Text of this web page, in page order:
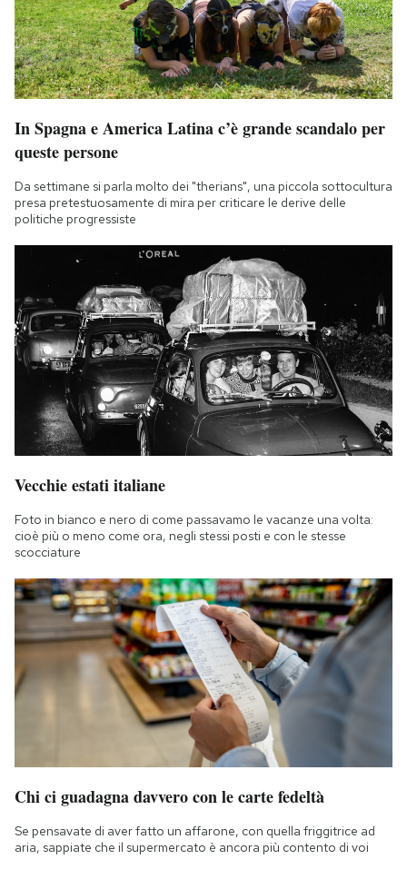
In Spagna e America Latina c’è grande scandalo per
queste persone
Da settimane si parla molto dei "therians", una piccola sottocultura
presa pretestuosamente di mira per criticare le derive delle
politiche progressiste
Vecchie estati italiane
Foto in bianco e nero di come passavamo le vacanze una volta:
cioè più o meno come ora, negli stessi posti e con le stesse
scocciature
Chi ci guadagna davvero con le carte fedeltà
Se pensavate di aver fatto un affarone, con quella friggitrice ad
aria, sappiate che il supermercato è ancora più contento di voi